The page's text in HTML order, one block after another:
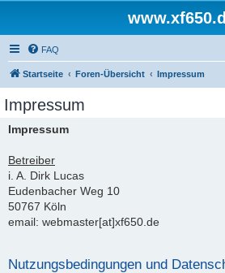
FAQ
Startseite Foren-Übersicht Impressum
Impressum
Impressum
Betreiber
i. A. Dirk Lucas
Eudenbacher Weg 10
50767 Köln
email: webmaster[at]xf650.de
Nutzungsbedingungen und